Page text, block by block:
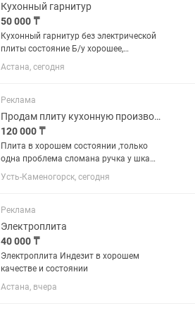
Кухонный гарнитур
50 000 ₸
Кухонный гарнитур без электрической
плиты состояние Б/у хорошее,
столешница поцарапана, без
электрической плиты
Астана, сегодня
Реклама
Продам плиту кухонную производство Польша год выпуска 2017 торг
120 000 ₸
Плита в хорошем состоянии ,только
одна проблема сломана ручка у шкафа
духовки ,а так все конфорки работают
куплена в 2017 году
Усть-Каменогорск, сегодня
Реклама
Электроплита
40 000 ₸
Электроплита Индезит в хорошем
качестве и состоянии
Астана, вчера